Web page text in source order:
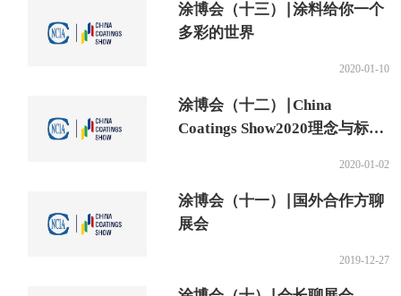
涂博会（十三）∣涂料给你一个
多彩的世界
2020-01-10
涂博会（十二）∣China
Coatings Show2020理念与标识
2020-01-02
涂博会（十一）∣国外合作方聊
展会
2019-12-27